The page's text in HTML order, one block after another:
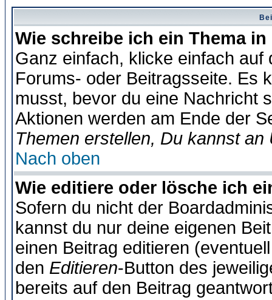
Wie schreibe ich ein Thema
Ganz einfach, klicke einfach
Forums- oder Beitragsseite. Es
musst, bevor du eine Nachricht
Aktionen werden am Ende der
Themen erstellen, Du kannst
Nach oben
Wie editiere oder lösche ich
Sofern du nicht der
kannst du nur deine eigenen
einen Beitrag editieren
den Editieren-Button des
bereits auf den Beitrag